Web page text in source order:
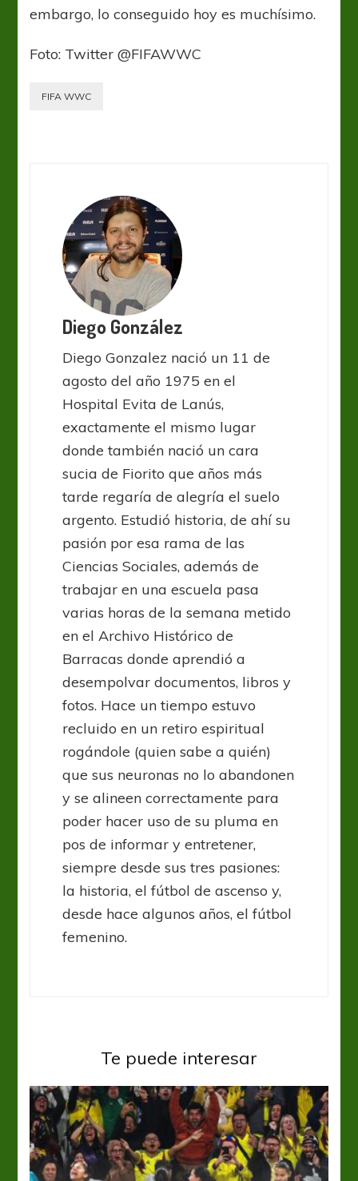
embargo, lo conseguido hoy es muchísimo.
Foto: Twitter @FIFAWWC
FIFA WWC
Diego González
Diego Gonzalez nació un 11 de
agosto del año 1975 en el
Hospital Evita de Lanús,
exactamente el mismo lugar
donde también nació un cara
sucia de Fiorito que años más
tarde regaría de alegría el suelo
argento. Estudió historia, de ahí su
pasión por esa rama de las
Ciencias Sociales, además de
trabajar en una escuela pasa
varias horas de la semana metido
en el Archivo Histórico de
Barracas donde aprendió a
desempolvar documentos, libros y
fotos. Hace un tiempo estuvo
recluido en un retiro espiritual
rogándole (quien sabe a quién)
que sus neuronas no lo abandonen
y se alineen correctamente para
poder hacer uso de su pluma en
pos de informar y entretener,
siempre desde sus tres pasiones:
la historia, el fútbol de ascenso y,
desde hace algunos años, el fútbol
femenino.
Te puede interesar